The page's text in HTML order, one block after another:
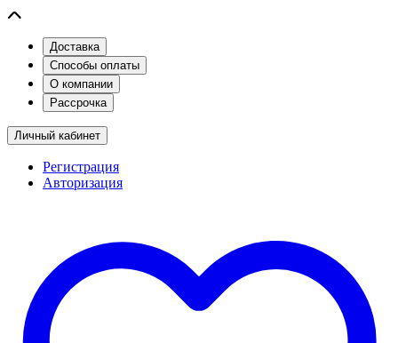
Доставка
Способы оплаты
О компании
Рассрочка
Личный кабинет
Регистрация
Авторизация